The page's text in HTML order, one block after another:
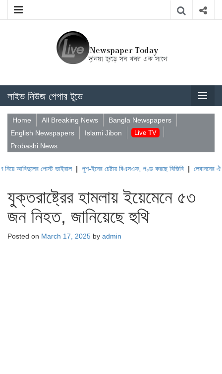
লাইভ নিউজ পেপার টুডে
Home All Breaking News
Bangla Newspapers
English Newspapers
Islami Jibon Live TV
Probashi News
পোস্ট ভাইরাল |পুশ-ইনের চেষ্টায় বিএসএফ, পণ্ড করছে বিজিবি|লেবাননের ঐতিহাসিক
যুক্তরাষ্ট্রের হামলায় ইয়েমেনে ৫৩
জন নিহত, জানিয়েছে হুথি
Posted on March 17, 2025 by admin